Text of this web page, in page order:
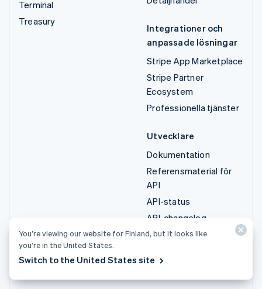
Terminal
Treasury
Integrationer och
anpassade lösningar
Stripe App Marketplace
Stripe Partner
Ecosystem
Professionella tjänster
Utvecklare
Dokumentation
Referensmaterial för
API
API-status
API-changelog
Bibliotek och SDK:er
Utvecklarblogg
You’re viewing our website for Finland, but it looks like
you’re in the United States.
Switch to the United States site